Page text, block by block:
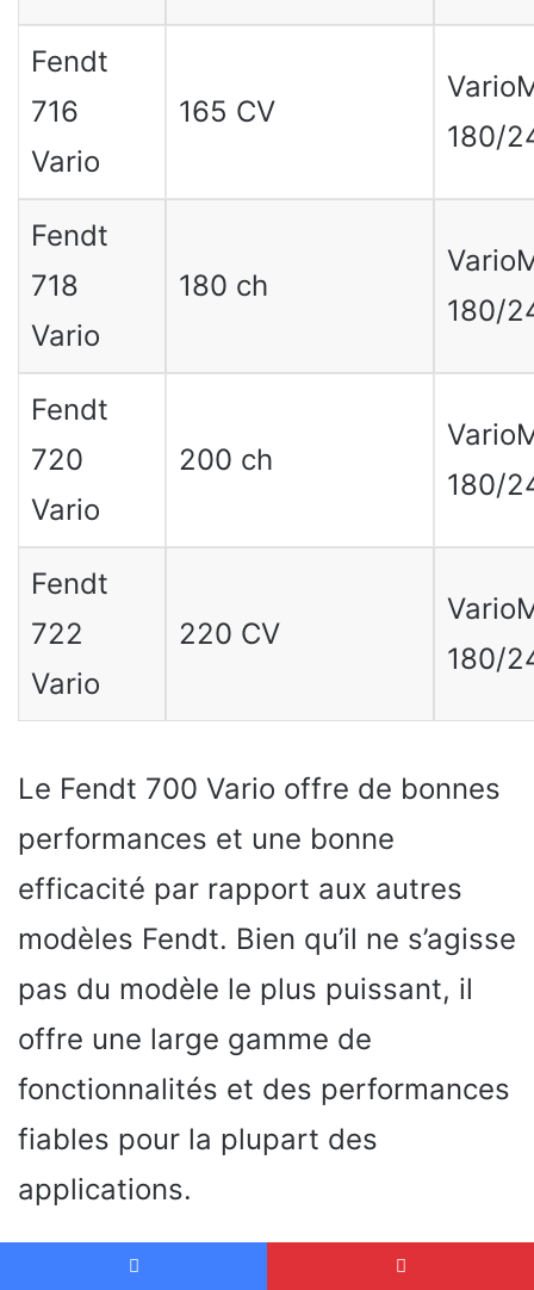
Fendt
716
Vario
165 CV
180/
Fendt
718
Vario
180 ch
180/
Fendt
720
Vario
200 ch
180/
Fendt
722
Vario
220 CV
180/
Le Fendt 700 Vario offre de bonnes
performances et une bonne
efficacité par rapport aux autres
modèles Fendt. Bien qu’il ne s’agisse
pas du modèle le plus puissant, il
offre une large gamme de
fonctionnalités et des performances
fiables pour la plupart des
applications.
Avantages et inconvénients